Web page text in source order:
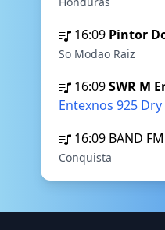
16:09 Pintor
So Modao Raiz
16:09SWR M
Entexnos 925 Dry
16:09 BAND
Conquista